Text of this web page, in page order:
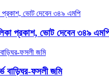
প্রকাশ, ভোট দেবেন ৩৪৯
বাড়িঘর-ফসলী জমি